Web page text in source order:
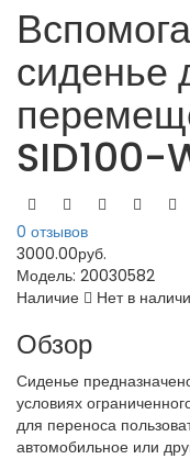
сиденье
SID100-
0 отзывов
3000.00руб.
Модель: 20030582
Наличие
Нет в
Обзор
Сиденье
условиях
для переноса
автомобильное или